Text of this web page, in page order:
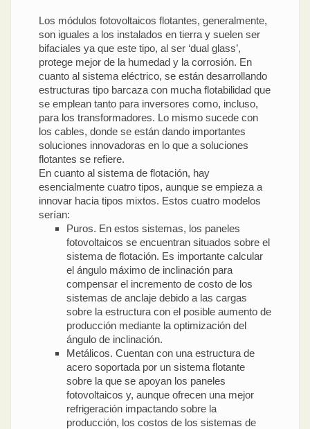
Los módulos fotovoltaicos flotantes, generalmente,
son iguales a los instalados en tierra y suelen ser
bifaciales ya que este tipo, al ser ‘dual glass’,
protege mejor de la humedad y la corrosión. En
cuanto al sistema eléctrico, se están desarrollando
estructuras tipo barcaza con mucha flotabilidad que
se emplean tanto para inversores como, incluso,
para los transformadores. Lo mismo sucede con
los cables, donde se están dando importantes
soluciones innovadoras en lo que a soluciones
flotantes se refiere.
En cuanto al sistema de flotación, hay
esencialmente cuatro tipos, aunque se empieza a
innovar hacia tipos mixtos. Estos cuatro modelos
serían:
Puros. En estos sistemas, los paneles
fotovoltaicos se encuentran situados sobre el
sistema de flotación. Es importante calcular
el ángulo máximo de inclinación para
compensar el incremento de costo de los
sistemas de anclaje debido a las cargas
sobre la estructura con el posible aumento de
producción mediante la optimización del
ángulo de inclinación.
Metálicos. Cuentan con una estructura de
acero soportada por un sistema flotante
sobre la que se apoyan los paneles
fotovoltaicos y, aunque ofrecen una mejor
refrigeración impactando sobre la
producción, los costos de los sistemas de